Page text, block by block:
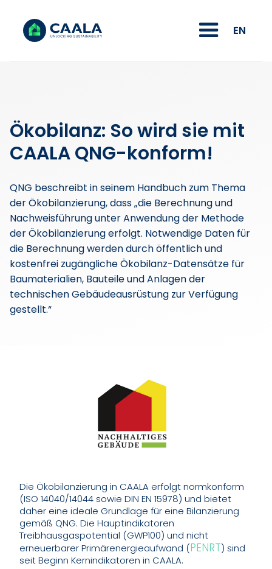
EN
Ökobilanz: So wird sie mit
CAALA QNG-konform!
QNG beschreibt in seinem Handbuch zum Thema
der Ökobilanzierung, dass „die Berechnung und
Nachweisführung unter Anwendung der Methode
der Ökobilanzierung erfolgt. Notwendige Daten für
die Berechnung werden durch öffentlich und
kostenfrei zugängliche Ökobilanz-Datensätze für
Baumaterialien, Bauteile und Anlagen der
technischen Gebäudeausrüstung zur Verfügung
gestellt.“
Die Ökobilanzierung in CAALA erfolgt normkonform
(ISO 14040/14044 sowie DIN EN 15978) und bietet
daher eine ideale Grundlage für eine Bilanzierung
gemäß QNG. Die Hauptindikatoren
Treibhausgaspotential (GWP100) und nicht
erneuerbarer Primärenergieaufwand (PENRT) sind
seit Beginn Kernindikatoren in CAALA.